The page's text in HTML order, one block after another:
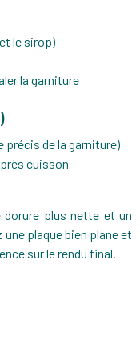
le sirop)
la garniture
précis de la garniture)
cuisson
dorure plus nette et un
plaque bien plane et
sur le rendu final.